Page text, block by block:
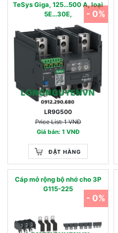
TeSys Giga, 125…500 A, loại
5E…30E,
LR9G500
Price List: 1 VNĐ
Giá bán: 1 VNĐ
ĐẶT HÀNG
- 0%
Cáp mở rộng bộ nhớ cho 3P
G115-225
- 0%